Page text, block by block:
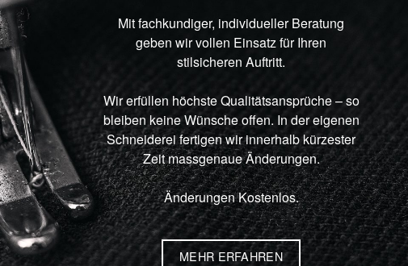
Mit fachkundiger, individueller Beratung
geben wir vollen Einsatz für Ihren
stilsicheren Auftritt.
Wir erfüllen höchste Qualitätsansprüche – so
bleiben keine Wünsche offen. In der eigenen
Schneiderei fertigen wir innerhalb kürzester
Zeit massgenaue Änderungen.
Änderungen Kostenlos.
MEHR ERFAHREN